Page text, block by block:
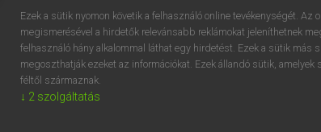
BELÉPÉS
Ezek a sütik nyomon követik a felhasználó online tevékenységét. Az
megismerésével a hirdetők relevánsabb reklámokat jeleníthetnek
felhasználó hány alkalommal láthat egy hirdetést. Ezek a sütik más
megoszthatják ezeket az információkat. Ezek állandó sütik,
féltől származnak.
↓ 2 szolgáltatás